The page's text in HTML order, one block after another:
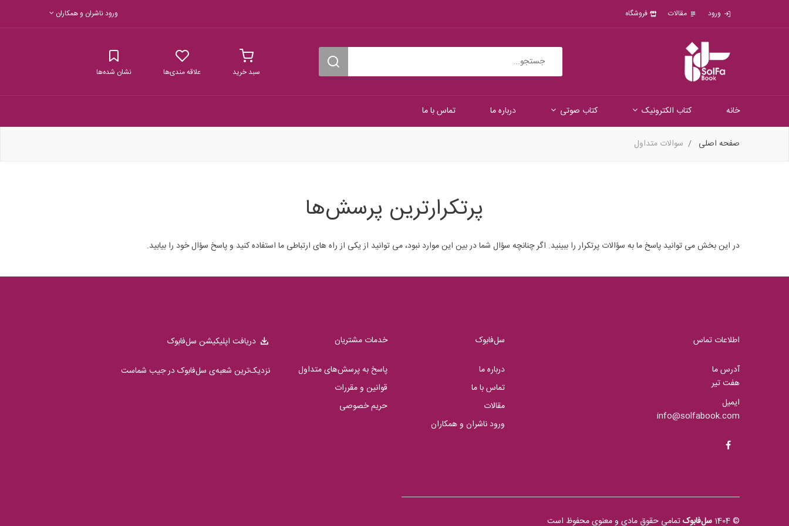
ورود مقالات فروشگاه ورود ناشران و همکاران
سبد خرید علاقه مندی‌ها نشان شده‌ها
خانه کتاب الکترونیک کتاب صوتی درباره ما تماس با ما
صفحه اصلی سوالات متداول
پرتکرارترین پرسش‌ها
در این بخش می توانید پاسخ ما به سؤالات پرتکرار را ببینید. اگر چنانچه سؤال شما در بین این موارد نبود، می توانید از یکی از راه های ارتباطی ما استفاده کنید و پاسخ سؤال خود را بیابید.
اطلاعات تماس
آدرس ما
هفت تیر
ایمیل
info@solfabook.com
سل‌فابوک
درباره ما
تماس با ما
مقالات
ورود ناشران و همکاران
خدمات مشتریان
پاسخ به پرسش‌های متداول
قوانین و مقررات
حریم خصوصی
دریافت اپلیکیشن سل‌فابوک
نزدیک‌ترین شعبه‌ی سل‌فابوک در جیب شماست
© 1404 سل‌فابوکتمامی حقوق مادی و معنوی محفوظ است